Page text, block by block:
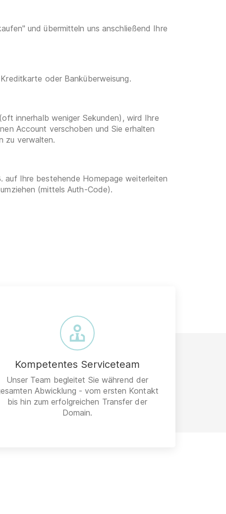
und übermitteln uns anschließend Ihre
oder Banküberweisung.
innerhalb weniger Sekunden), wird Ihre
Account verschoben und Sie erhalten
zu verwalten.
auf Ihre bestehende Homepage weiterleiten
(mittels Auth-Code).
Kompetentes Serviceteam
Unser Team begleitet Sie während der
Abwicklung - vom ersten Kontakt
bis hin zum erfolgreichen Transfer der
Domain.